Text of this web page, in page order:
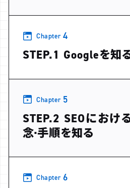
Chapter 4
STEP.1 Googleを知
Chapter 5
STEP.2 SEOにおけ
念·手順を知る
Chapter 6